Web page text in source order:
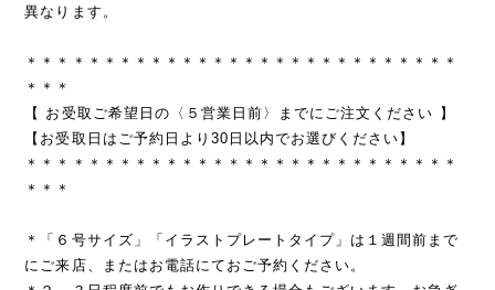
異なります。
＊＊＊＊＊＊＊＊＊＊＊＊＊＊＊＊＊＊＊＊＊＊＊＊＊＊＊＊
＊＊＊
【 お受取ご希望日の〈５営業日前〉までにご注文ください 】
【お受取日はご予約日より30日以内でお選びください】
＊＊＊＊＊＊＊＊＊＊＊＊＊＊＊＊＊＊＊＊＊＊＊＊＊＊＊＊
＊＊＊
＊「６号サイズ」「イラストプレートタイプ」は１週間前まで
にご来店、またはお電話にておご予約ください。